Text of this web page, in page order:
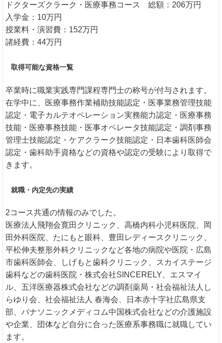
ドクターズクラーク・医療事務コース 総額：206万円
入学金：10万円
授業料・演習費：152万円
諸経費：44万円
取得可能な資格一覧
卒業時に職業実践専門課程専門士の称号が付与されます。
在学中に、医療事務作業補助技能認定・医事業務管理技能
認定・電子カルテオペレーション実務能力認定・医療事務
技能・医療事務技能・医事オペレータ技能認定・調剤事務
管理士技能認定・ケアクラーク技能認定・日本歯科医師会
認定・歯科助手資格などの資格や認定の受験により取得で
きます。
就職・内定先の実績
2コース共通の情報のみでした。
医療法人飛翔会寛田クリニック、高橋内科小児科医院、岡
田外科医院、たにもと眼科、豊田レディースクリニック、
平松伸夫整形外科クリニックなど各地の病院や医院・広島
市歯科医師会、しげもと歯科クリニック、スカイステージ
歯科などの歯科医院・株式会社SINCERELY、エスマイ
ル、五洋医療器株式会社などの調剤薬局・社会福祉法人し
らゆり会、社会福祉法人 春海会、日本赤十字社広島県支
部、パナソニックメディコム中国株式会社などの介護施設
や企業、団体など自分に合った医療系事務職に就職してい
ます。